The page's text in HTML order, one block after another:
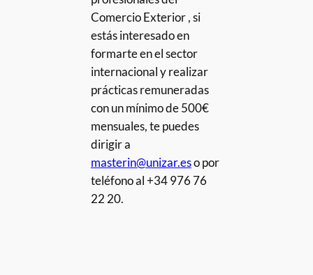
Comercio Exterior , si
estás interesado en
formarte en el sector
internacional y realizar
prácticas remuneradas
con un mínimo de 500€
mensuales, te puedes
dirigir a
masterin@unizar.eso por
teléfono al +34 976 76
22 20.